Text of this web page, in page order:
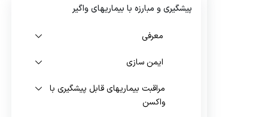
پیشگیری و مبارزه با بیماریهای واگیر
معرفی
ایمن سازی
مراقبت بیماریهای قابل پیشگیری با
واکسن